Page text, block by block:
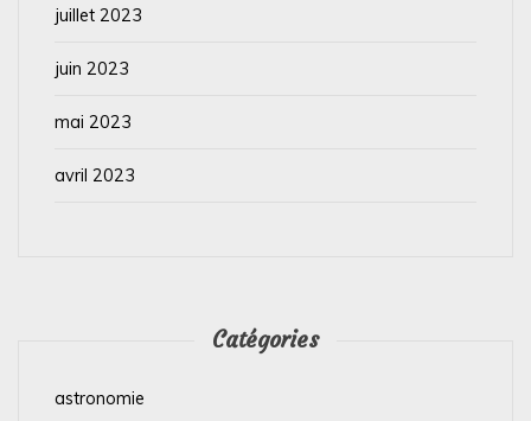
juillet 2023
juin 2023
mai 2023
avril 2023
Catégories
astronomie